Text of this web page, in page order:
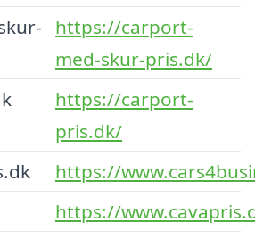
https://carport-
med-skur-pris.dk/
https://carport-
pris.dk/
https://
https://